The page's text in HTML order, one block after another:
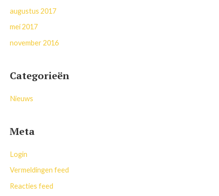
augustus 2017
mei 2017
november 2016
Categorieën
Nieuws
Meta
Login
Vermeldingen feed
Reacties feed